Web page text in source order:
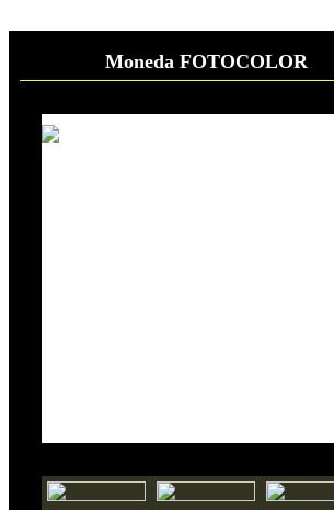
Moneda FOTOCOLOR